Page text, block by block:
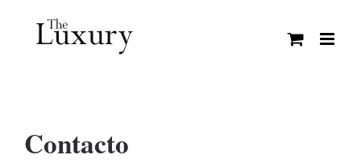
Contacto